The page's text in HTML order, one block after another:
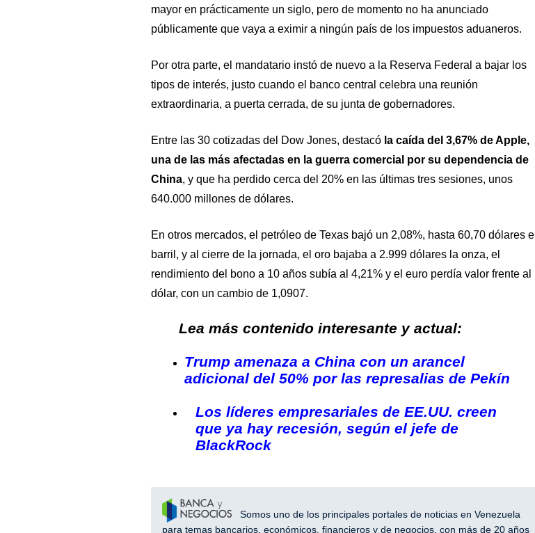
mayor en prácticamente un siglo, pero de momento no ha anunciado
públicamente que vaya a eximir a ningún país de los impuestos aduaneros.
Por otra parte, el mandatario instó de nuevo a la Reserva Federal a bajar los
tipos de interés, justo cuando el banco central celebra una reunión
extraordinaria, a puerta cerrada, de su junta de gobernadores.
Entre las 30 cotizadas del Dow Jones, destacó la caída del 3,67% de Apple,
una de las más afectadas en la guerra comercial por su dependencia de
China, y que ha perdido cerca del 20% en las últimas tres sesiones, unos
640.000 millones de dólares.
En otros mercados, el petróleo de Texas bajó un 2,08%, hasta 60,70 dólares el
barril, y al cierre de la jornada, el oro bajaba a 2.999 dólares la onza, el
rendimiento del bono a 10 años subía al 4,21% y el euro perdía valor frente al
dólar, con un cambio de 1,0907.
Lea más contenido interesante y actual:
Trump amenaza a China con un arancel
adicional del 50% por las represalias de Pekín
Los líderes empresariales de EE.UU. creen
que ya hay recesión, según el jefe de
BlackRock
Somos uno de los principales portales de noticias en Venezuela
para temas bancarios, económicos, financieros y de negocios, con más de 20 años